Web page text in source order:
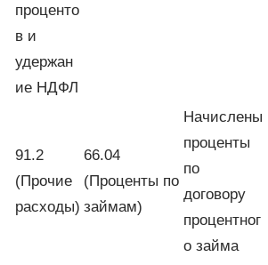
проценто
в и
удержан
ие НДФЛ
91.2
(Прочие
расходы)
66.04
(Проценты по
займам)
Начислены
проценты
по
договору
процентног
о займа